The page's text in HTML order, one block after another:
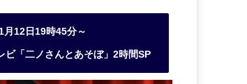
月12日19時45分～
ビ「二ノさんとあそぼ」2時間SP